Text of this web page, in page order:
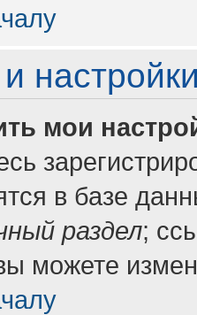
мои
в базе
раздел;
можете